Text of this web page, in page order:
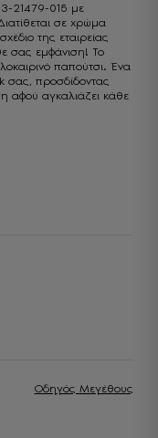
21479-015 με
σε χρώμα
της εταιρείας
σας εμφάνιση! Το
παπούτσι. Ένα
σας, προσδίδοντας
αφού αγκαλιάζει κάθε
Οδηγός Μεγέθους